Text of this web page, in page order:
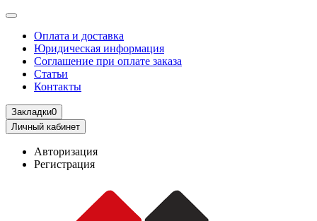
Оплата и доставка
Юридическая информация
Соглашение при оплате заказа
Статьи
Контакты
Закладки0
Личный кабинет
Авторизация
Регистрация